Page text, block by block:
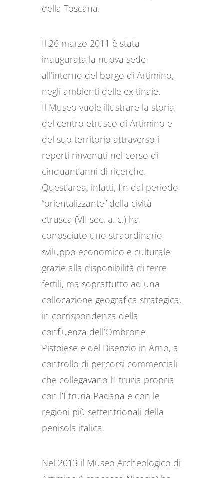
della Toscana.
Il 26 marzo 2011 è stata
inaugurata la nuova sede
all’interno del borgo di Artimino,
negli ambienti delle ex tinaie.
Il Museo vuole illustrare la storia
del centro etrusco di Artimino e
del suo territorio attraverso i
reperti rinvenuti nel corso di
cinquant’anni di ricerche.
Quest’area, infatti, fin dal periodo
“orientalizzante” della cività
etrusca (VII sec. a. c.) ha
conosciuto uno straordinario
sviluppo economico e culturale
grazie alla disponibilità di terre
fertili, ma soprattutto ad una
collocazione geografica strategica,
in corrispondenza della
confluenza dell’Ombrone
Pistoiese e del Bisenzio in Arno, a
controllo di percorsi commerciali
che collegavano l’Etruria propria
con l’Etruria Padana e con le
regioni più settentrionali della
penisola italica.
Nel 2013 il Museo Archeologico di